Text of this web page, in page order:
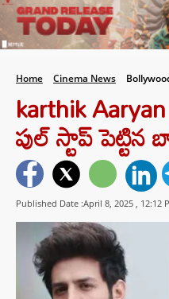
Home Cinema News
karthik
పుల్ స్టాప్
Published Date :April 8, 2025 , 12:12